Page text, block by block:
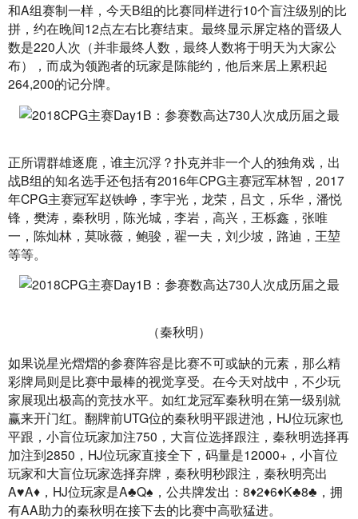
和A组赛制一样，今天B组的比赛同样进行10个盲注级别的比
拼，约在晚间12点左右比赛结束。最终显示屏定格的晋级人
数是220人次（并非最终人数，最终人数将于明天为大家公
布），而成为领跑者的玩家是陈能约，他后来居上累积起
264,200的记分牌。
正所谓群雄逐鹿，谁主沉浮？扑克并非一个人的独角戏，出
战B组的知名选手还包括有2016年CPG主赛冠军林智，2017
年CPG主赛冠军赵铁峥，李宇光，龙荣，吕文，乐华，潘悦
锋，樊涛，秦秋明，陈光城，李岩，高兴，王栎鑫，张唯
一，陈灿林，莫咏薇，鲍骏，翟一夫，刘少坡，路迪，王堃
等等。
（秦秋明）
如果说星光熠熠的参赛阵容是比赛不可或缺的元素，那么精
彩牌局则是比赛中最棒的视觉享受。在今天对战中，不少玩
家展现出极高的竞技水平。如红龙冠军秦秋明在第一级别就
赢来开门红。翻牌前UTG位的秦秋明平跟进池，HJ位玩家也
平跟，小盲位玩家加注750，大盲位选择跟注，秦秋明选择再
加注到2850，HJ位玩家直接全下，码量是12000+，小盲位
玩家和大盲位玩家选择弃牌，秦秋明秒跟注，秦秋明亮出
A♥A♦，HJ位玩家是A♣Q♠，公共牌发出：8♦2♦6♦K♣8♣，拥
有AA助力的秦秋明在接下去的比赛中高歌猛进。